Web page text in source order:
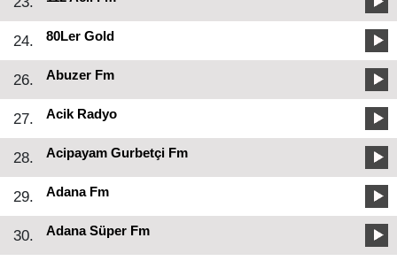
24. 80Ler Gold
26. Abuzer Fm
27. Acik Radyo
28. Acipayam Gurbetçi Fm
29. Adana Fm
30. Adana Süper Fm